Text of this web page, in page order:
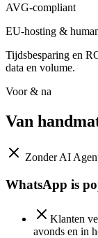
AVG-compliant
EU-hosting &
Tijdsbesparing en
data en volume.
Voor & na
Van
Zonder AI
WhatsApp is
Klanten
avonds en in